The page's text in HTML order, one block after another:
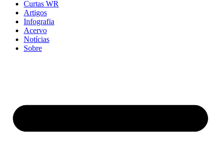
Curtas WR
Artigos
Infografia
Acervo
Notícias
Sobre